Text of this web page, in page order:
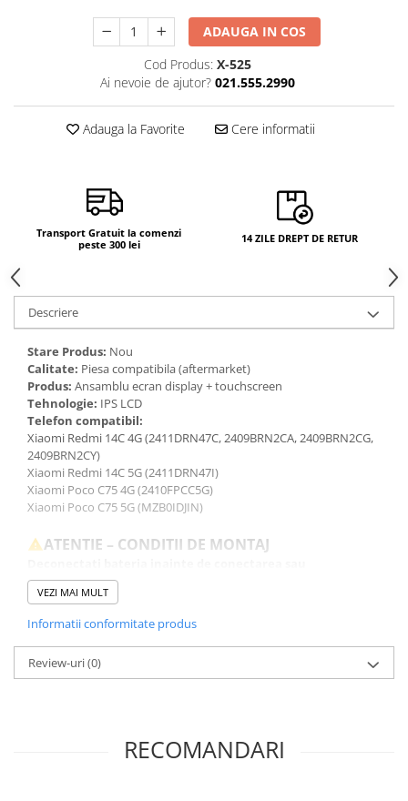
Module si conectori incarcare
Suruburi si adezivi
Touchscreen
Piese din dezmembrari (SWAP)
ADAUGA IN COS
Cod Produs: X-525
Ai nevoie de ajutor? 021.555.2990
Adauga la Favorite Cere informatii
Transport Gratuit la comenzi
peste 300 lei
14 ZILE DREPT DE RETUR
Descriere
Stare Produs: Nou
Calitate: Piesa compatibila (aftermarket)
Produs: Ansamblu ecran display + touchscreen
Tehnologie: IPS LCD
Telefon compatibil:
Xiaomi Redmi 14C 4G (2411DRN47C, 2409BRN2CA, 2409BRN2CG,
2409BRN2CY)
Xiaomi Redmi 14C 5G (2411DRN47I)
Xiaomi Poco C75 4G (2410FPCC5G)
Xiaomi Poco C75 5G (MZB0IDJIN)
ATENTIE – CONDITII DE MONTAJ
deconectarea oricarei componente.
Testati produsul inainte de montajul final, fara a indeparta foliile
de protectie, sigiliile sau etichetele.
Inlocuirea componentelor interne este un proces delicat si
necesita cunostinte si echipamente specifice domeniului
reparatiilor GSM.
Se recomanda montajul intr-un service specializat.
Garantia se ofera doar in cazul in care produsul a fost montat
intr-un service GSM.
VEZI MAI MULT
Informatii conformitate produs
Review-uri(0)
RECOMANDARI